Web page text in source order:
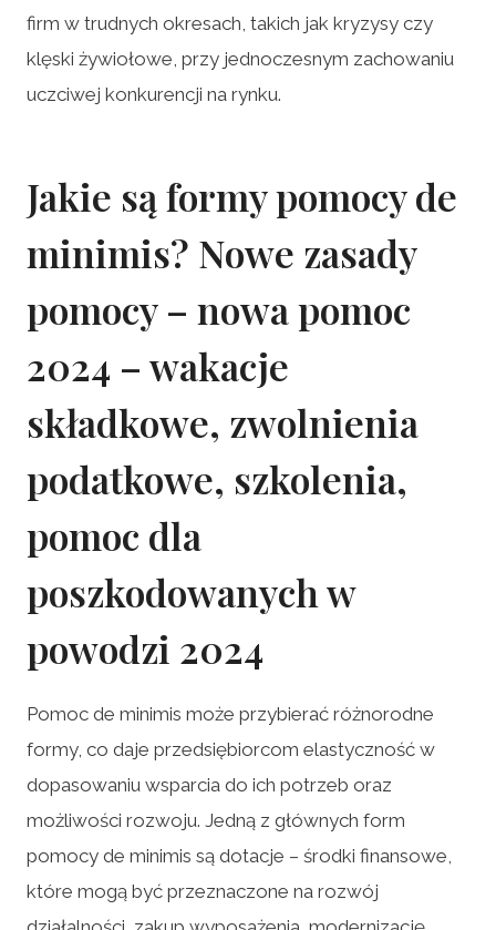
firm w trudnych okresach, takich jak kryzysy czy
klęski żywiołowe, przy jednoczesnym zachowaniu
uczciwej konkurencji na rynku.
Jakie są formy pomocy de
minimis? Nowe zasady
pomocy – nowa pomoc
2024 – wakacje
składkowe, zwolnienia
podatkowe, szkolenia,
pomoc dla
poszkodowanych w
powodzi 2024
Pomoc de minimis może przybierać różnorodne
formy, co daje przedsiębiorcom elastyczność w
dopasowaniu wsparcia do ich potrzeb oraz
możliwości rozwoju. Jedną z głównych form
pomocy de minimis są dotacje – środki finansowe,
które mogą być przeznaczone na rozwój